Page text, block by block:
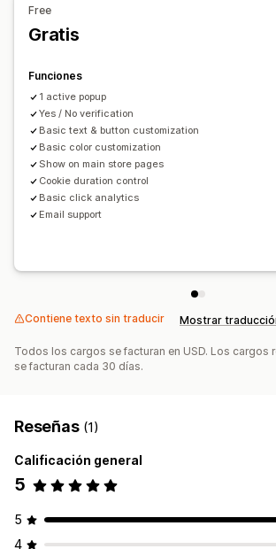
Free
Gratis
Funciones
1 active popup
Yes / No verification
Basic text & button customization
Basic color customization
Show on main store pages
Cookie duration control
Basic click analytics
Email support
Contiene texto sin traducir Mostrar
Todos los cargos se facturan en USD. Los cargos
se facturan cada 30 días.
Reseñas (1)
Calificación general
5
5
4